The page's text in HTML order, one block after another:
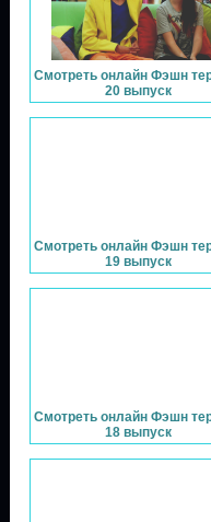
Смотреть онлайн Фэшн
20 выпуск
Смотреть онлайн Фэшн
19 выпуск
Смотреть онлайн Фэшн
18 выпуск